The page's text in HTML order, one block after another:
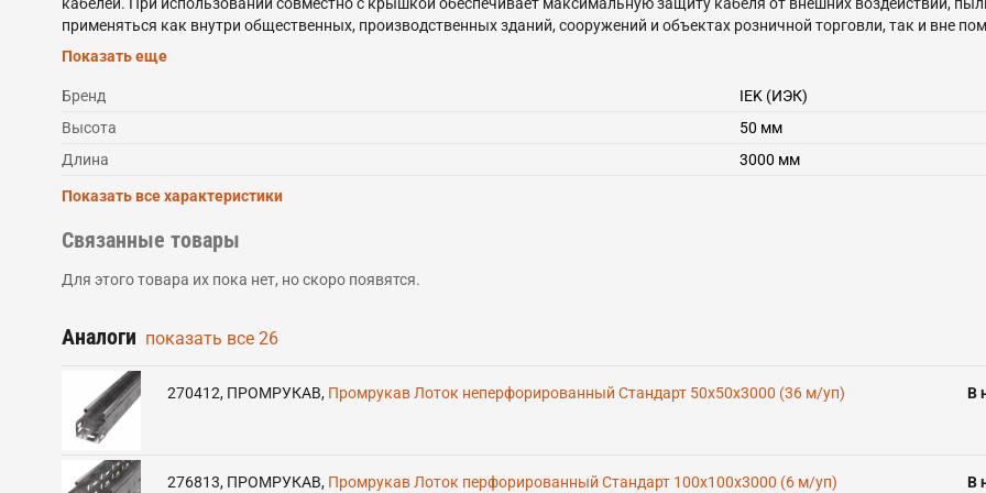
применяться как внутри общественных, производственных зданий, сооружений и объектах розничной торговли, так и вне
помещениях с повышенной влажностью.
Прокатные неперфорированные лотки IEK изготавливаются из рулонной холоднокатаной стали, оцинкованной
готовых изделий в расплав цинка ГОСТ 9.307.
разных габаритов.
Лоток неперфорированный выпускается по ТУ 27.33.13-002-83135016-2017. По требованиям безопасности изделие
Показать еще
Бренд
IEK (ИЭК)
Высота
50 мм
Длина
3000 мм
Показать все характеристики
Связанные товары
Для этого товара их пока нет, но скоро появятся.
Аналоги показать все 26
270412, ПРОМРУКАВ, Промрукав Лоток неперфорированный Стандарт 50х50х3000 (36 м/уп) В
276813, ПРОМРУКАВ, Промрукав Лоток перфорированный Стандарт 100х100х3000 (6 м/уп) В